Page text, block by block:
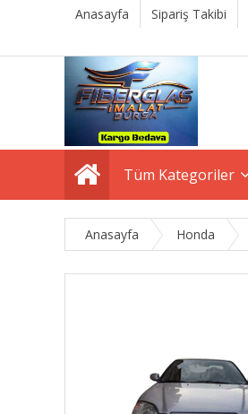
Anasayfa Sipariş Takibi
Tüm Kategoriler
Anasayfa Honda